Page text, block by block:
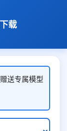
载
送专属模型